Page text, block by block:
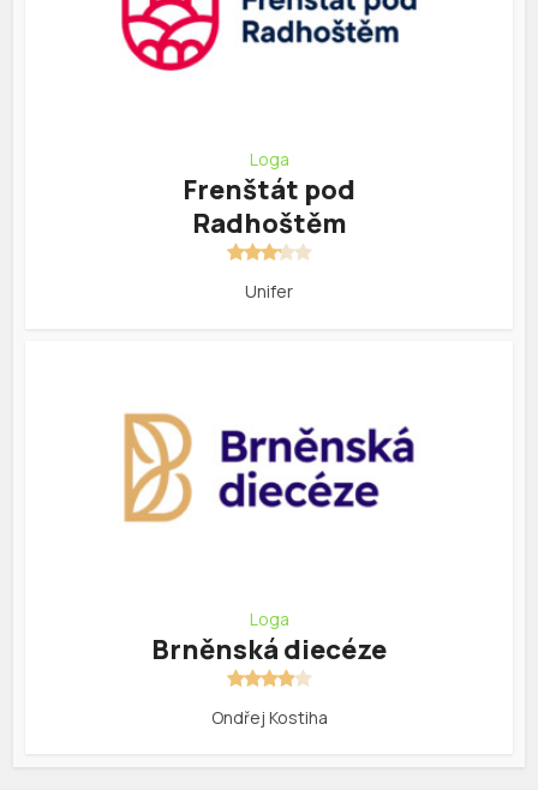
Loga
Frenštát pod
Radhoštěm
Unifer
Loga
Brněnská diecéze
Ondřej Kostiha